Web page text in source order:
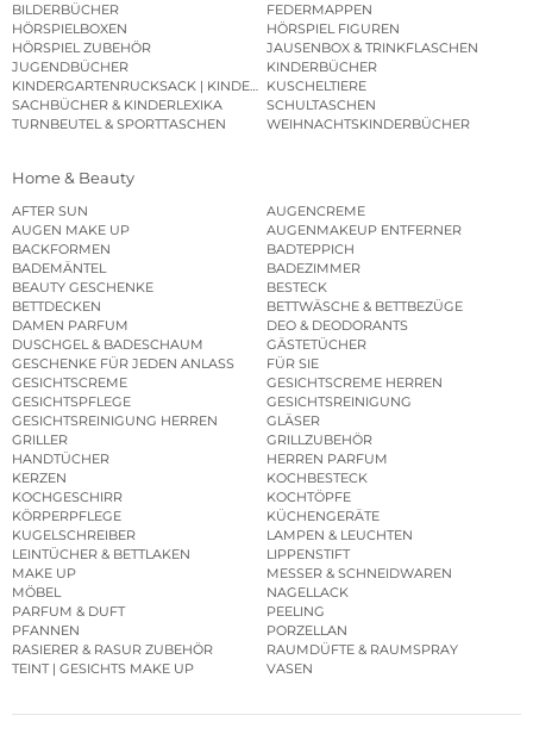
BILDERBÜCHER
FEDERMAPPEN
HÖRSPIELBOXEN
HÖRSPIEL FIGUREN
HÖRSPIEL ZUBEHÖR
JAUSENBOX & TRINKFLASCHEN
JUGENDBÜCHER
KINDERBÜCHER
KINDERGARTENRUCKSACK | KINDERGARTENBEUTEL
KUSCHELTIERE
SACHBÜCHER & KINDERLEXIKA
SCHULTASCHEN
TURNBEUTEL & SPORTTASCHEN
WEIHNACHTSKINDERBÜCHER
Home & Beauty
AFTER SUN
AUGENCREME
AUGEN MAKE UP
AUGENMAKEUP ENTFERNER
BACKFORMEN
BADTEPPICH
BADEMÄNTEL
BADEZIMMER
BEAUTY GESCHENKE
BESTECK
BETTDECKEN
BETTWÄSCHE & BETTBEZÜGE
DAMEN PARFUM
DEO & DEODORANTS
DUSCHGEL & BADESCHAUM
GÄSTETÜCHER
GESCHENKE FÜR JEDEN ANLASS
FÜR SIE
GESICHTSCREME
GESICHTSCREME HERREN
GESICHTSPFLEGE
GESICHTSREINIGUNG
GESICHTSREINIGUNG HERREN
GLÄSER
GRILLER
GRILLZUBEHÖR
HANDTÜCHER
HERREN PARFUM
KERZEN
KOCHBESTECK
KOCHGESCHIRR
KOCHTÖPFE
KÖRPERPFLEGE
KÜCHENGERÄTE
KUGELSCHREIBER
LAMPEN & LEUCHTEN
LEINTÜCHER & BETTLAKEN
LIPPENSTIFT
MAKE UP
MESSER & SCHNEIDWAREN
MÖBEL
NAGELLACK
PARFUM & DUFT
PEELING
PFANNEN
PORZELLAN
RASIERER & RASUR ZUBEHÖR
RAUMDÜFTE & RAUMSPRAY
TEINT | GESICHTS MAKE UP
VASEN